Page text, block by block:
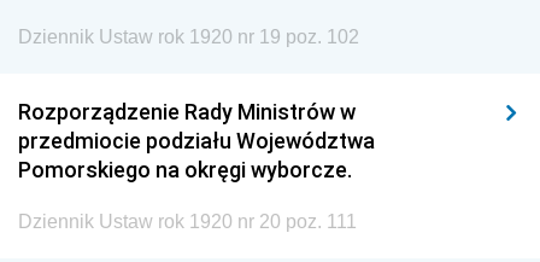
Dziennik Ustaw rok 1920 nr 19 poz. 102
Rozporządzenie Rady Ministrów w
przedmiocie podziału Województwa
Pomorskiego na okręgi wyborcze.
Dziennik Ustaw rok 1920 nr 20 poz. 111